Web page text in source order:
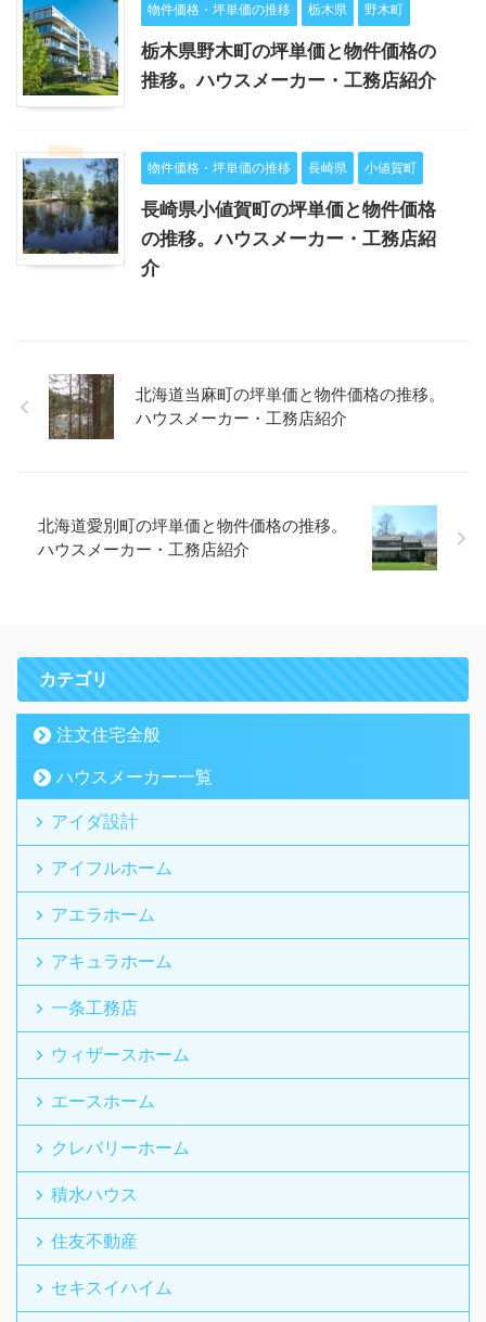
物件価格・坪単価の推移 栃木県 野木町
栃木県野木町の坪単価と物件価格の
推移。ハウスメーカー・工務店紹介
物件価格・坪単価の推移 長崎県 小値賀町
長崎県小値賀町の坪単価と物件価格
の推移。ハウスメーカー・工務店紹
介
北海道当麻町の坪単価と物件価格の推移。
ハウスメーカー・工務店紹介
北海道愛別町の坪単価と物件価格の推移。
ハウスメーカー・工務店紹介
カテゴリ
注文住宅全般
ハウスメーカー一覧
アイダ設計
アイフルホーム
アエラホーム
アキュラホーム
一条工務店
ウィザースホーム
エースホーム
クレバリーホーム
積水ハウス
住友不動産
セキスイハイム